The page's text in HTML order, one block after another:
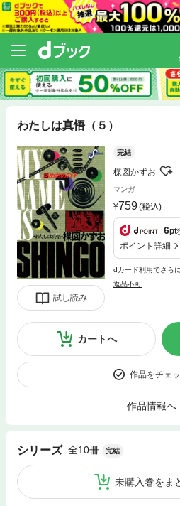
わたしは真悟（５）
試し読み
完結
楳図かずお
マンガ
759(税込)
6pt
ポイント詳細
dカード利用でさら
返品不可
カートへ
作品をチェ
作品情報へ
シリーズ 全10冊 完結
未購入巻をま